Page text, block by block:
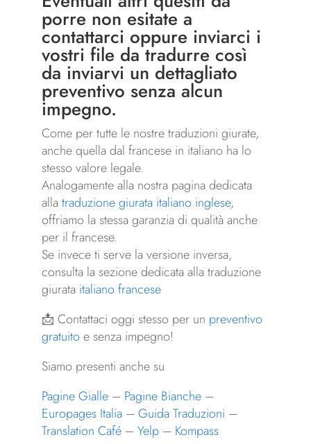
porre non esitate a
contattarci oppure inviarci i
vostri file da tradurre così
da inviarvi un dettagliato
preventivo senza alcun
impegno.
Come per tutte le nostre traduzioni giurate,
anche quella dal francese in italiano ha lo
stesso valore legale.
Analogamente alla nostra pagina dedicata
allatraduzione giurata italiano inglese,
offriamo la stessa garanzia di qualità anche
per il francese.
Se invece ti serve la versione inversa,
consulta la sezione dedicata alla traduzione
giurata italiano francese
📩 Contattaci oggi stesso per un preventivo
gratuitoe senza impegno!
Siamo presenti anche su
Pagine Gialle– Pagine Bianche–
Europages Italia– Guida Traduzioni –
Translation Café– Yelp– Kompass